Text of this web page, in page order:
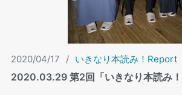
2020/04/17 / いきなり本読み！Report
2020.03.29 第2回「いきなり本読み！